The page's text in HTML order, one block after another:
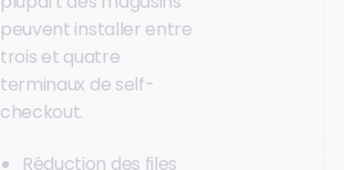
peuvent installer entre
trois et quatre
terminaux de self-
checkout.
Réduction des files